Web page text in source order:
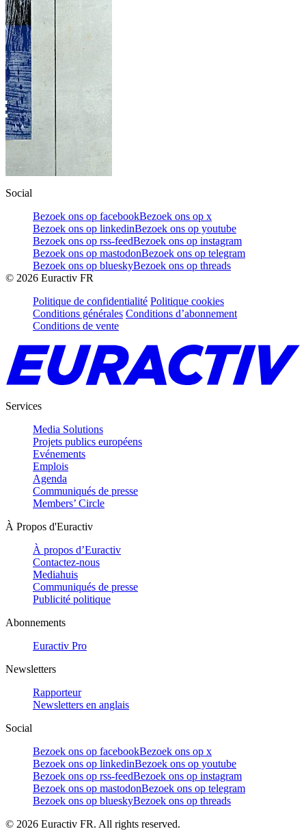
Social
Bezoek ons op facebookBezoek ons op x
Bezoek ons op linkedinBezoek ons op youtube
Bezoek ons op rss-feedBezoek ons op instagram
Bezoek ons op mastodonBezoek ons op telegram
Bezoek ons op blueskyBezoek ons op threads
© 2026 Euractiv FR
Politique de confidentialité Politique cookies
Conditions générales Conditions d’abonnement
Conditions de vente
Services
Media Solutions
Projets publics européens
Evénements
Emplois
Agenda
Communiqués de presse
Members’ Circle
À Propos d'Euractiv
À propos d’Euractiv
Contactez-nous
Mediahuis
Communiqués de presse
Publicité politique
Abonnements
Euractiv Pro
Newsletters
Rapporteur
Newsletters en anglais
Social
Bezoek ons op facebookBezoek ons op x
Bezoek ons op linkedinBezoek ons op youtube
Bezoek ons op rss-feedBezoek ons op instagram
Bezoek ons op mastodonBezoek ons op telegram
Bezoek ons op blueskyBezoek ons op threads
© 2026 Euractiv FR. All rights reserved.